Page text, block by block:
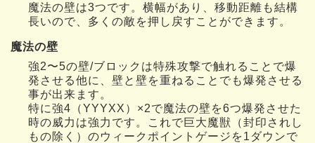
魔法の壁は3つです。横幅があり、移動距離も結構
長いので、多くの敵を押し戻すことができます。
魔法の壁
強2〜5の壁/ブロックは特殊攻撃で触れることで爆
発させる他に、壁と壁を重ねることでも爆発させる
事が出来ます。
特に強4（YYYXX）×2で魔法の壁を6つ爆発させた
時の威力は強力です。これで巨大魔獣（封印されし
もの除く）のウィークポイントゲージを1ダウンで